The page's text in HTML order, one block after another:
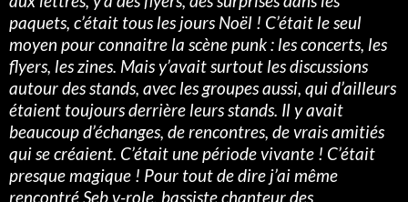
paquets, c’était tous les jours Noël ! C’était le seul
moyen pour connaitre la scène punk : les concerts, les
flyers, les zines. Mais y’avait surtout les discussions
autour des stands, avec les groupes aussi, qui d’ailleurs
étaient toujours derrière leurs stands. Il y avait
beaucoup d’échanges, de rencontres, de vrais amitiés
qui se créaient. C’était une période vivante ! C’était
presque magique ! Pour tout de dire j’ai même
rencontré Seb v-role, bassiste chanteur des